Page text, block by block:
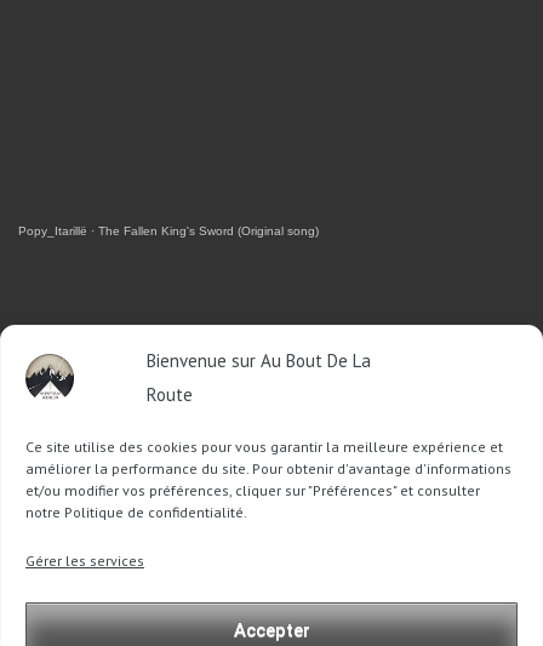
Bienvenue sur Au Bout De La
Route
Ce site utilise des cookies pour vous garantir la meilleure expérience et
améliorer la performance du site. Pour obtenir d'avantage d'informations
et/ou modifier vos préférences, cliquer sur "Préférences" et consulter
notre Politique de confidentialité.
Gérer les services
Accepter
Popy_Itarillë · The Fallen King's Sword (Original song)
RETROUVEZ-MOI SUR FACEBOOK
OU SUR TWITTER
Follow @Sophie_ABDLRTweet to @Sophie_ABDLR
: